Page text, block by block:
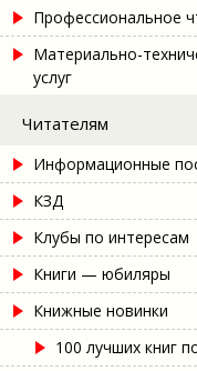
Профессиональное
Материально-
услуг
Читателям
Информационные
КЗД
Клубы по интересам
Книги — юбиляры
Книжные новинки
100 лучших книг